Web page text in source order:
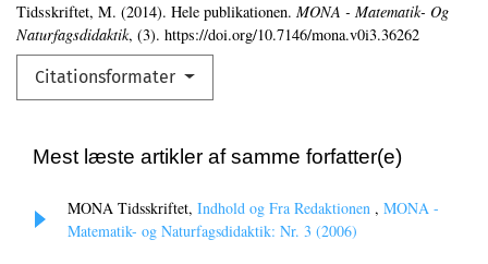
Tidsskriftet, M. (2014). Hele publikationen. MONA - Matematik- Og
Naturfagsdidaktik, (3). https://doi.org/10.7146/mona.v0i3.36262
Citationsformater
Mest læste artikler af samme forfatter(e)
MONA Tidsskriftet, Indhold og Fra Redaktionen , MONA -
Matematik- og Naturfagsdidaktik: Nr. 3 (2006)